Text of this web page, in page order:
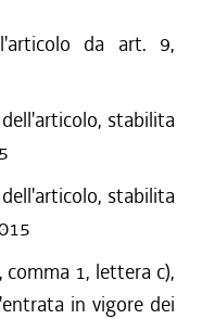
da art. 9,
stabilita
stabilita
1, lettera c),
in vigore dei